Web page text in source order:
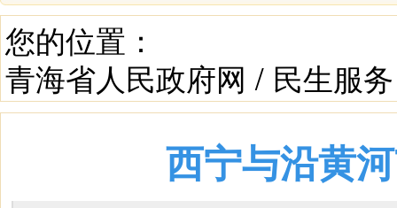
您的位置：
青海省人民政府网 / 民生服务
西宁与沿黄